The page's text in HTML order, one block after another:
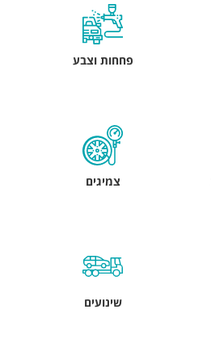
פחחות וצבע
צמיגים
שינועים